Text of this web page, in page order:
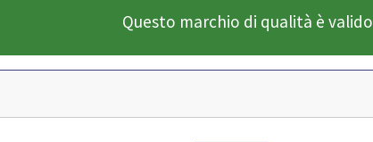
Questo marchio di qualità è valido